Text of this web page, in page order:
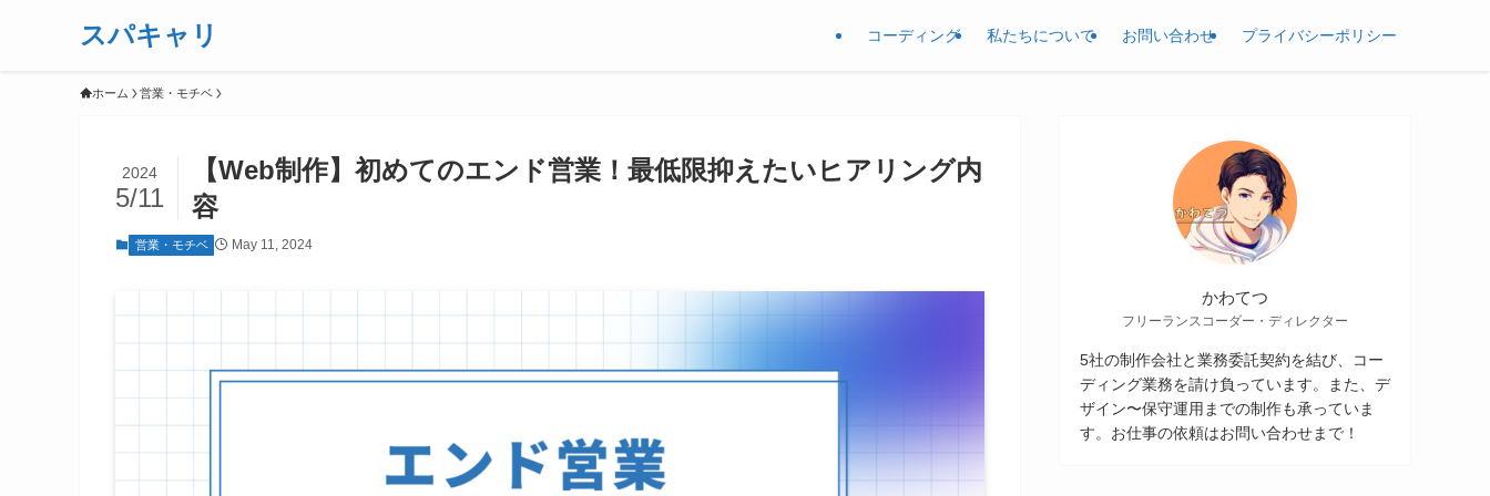
スパキャリ コーディング 私たちについて お問い合わせ プライバシーポリシー
ホーム 営業・モチベ
【Web制作】初めてのエンド営業！最低限抑えたいヒアリング内
容
2024
5/11
営業・モチベ May 11, 2024
かわてつ
フリーランスコーダー・ディレクター
5社の制作会社と業務委託契約を結び、コー
ディング業務を請け負っています。また、デ
ザイン〜保守運用までの制作も承っていま
す。お仕事の依頼はお問い合わせまで！